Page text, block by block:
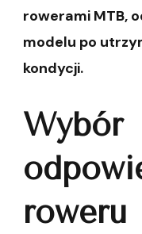
rowerami MTB,
modelu po
kondycji.
Wybór
roweru